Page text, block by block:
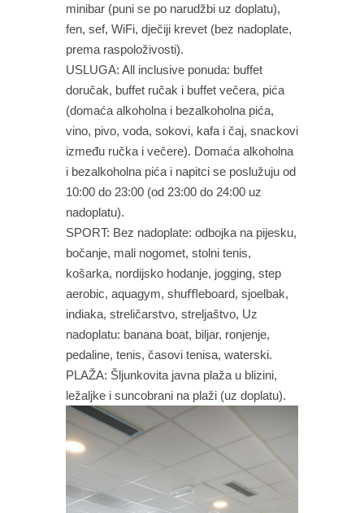
minibar (puni se po narudžbi uz doplatu),
fen, sef, WiFi, dječiji krevet (bez nadoplate,
prema raspoloživosti).
USLUGA: All inclusive ponuda: buffet
doručak, buffet ručak i buffet večera, pića
(domaća alkoholna i bezalkoholna pića,
vino, pivo, voda, sokovi, kafa i čaj, snackovi
između ručka i večere). Domaća alkoholna
i bezalkoholna pića i napitci se poslužuju od
10:00 do 23:00 (od 23:00 do 24:00 uz
nadoplatu).
SPORT: Bez nadoplate: odbojka na pijesku,
bočanje, mali nogomet, stolni tenis,
košarka, nordijsko hodanje, jogging, step
aerobic, aquagym, shuﬄeboard, sjoelbak,
indiaka, streličarstvo, streljaštvo, Uz
nadoplatu: banana boat, biljar, ronjenje,
pedaline, tenis, časovi tenisa, waterski.
PLAŽA: Šljunkovita javna plaža u blizini,
ležaljke i suncobrani na plaži (uz doplatu).